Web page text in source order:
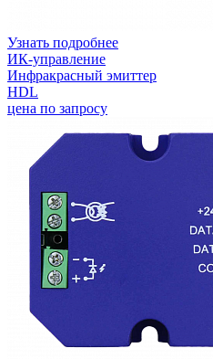
Узнать подробнее
ИК-управление
Инфракрасный эмиттер
HDL
цена по запросу